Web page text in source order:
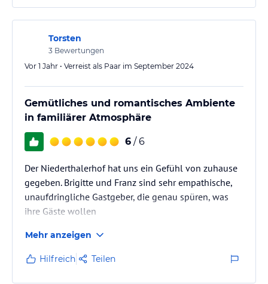
selbst Regentage nicht langweilig. Für das Frühstück
können täglich hofeigende Produkte bestellt werden,
die dann in…
Torsten
3 Bewertungen
Vor 1 Jahr • Verreist als Paar im September 2024
Gemütliches und romantisches Ambiente
in familiärer Atmosphäre
6 / 6
Der Niederthalerhof hat uns ein Gefühl von zuhause
gegeben. Brigitte und Franz sind sehr empathische,
unaufdringliche Gastgeber, die genau spüren, was
ihre Gäste wollen
Mehr anzeigen
Hilfreich Teilen